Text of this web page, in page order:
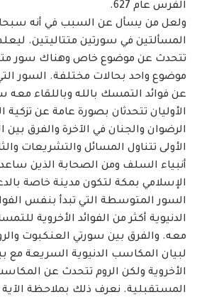
الفرس عام 627. ‏
ولعل من يسأل عن السبب في أنه
المسألتين في سورتين متتاليتين.
تتحدث عن موضوع خاص وهناك سور
موضوع واحد بحالات ‏مختلفة. السور
عن فوائد التمسك بالله وباللقاء معه
‏الأوليان تتحدثان بصورة عامة عن
الرضوان والجنان في الآخرة والفرق بين
الأولى تتناول المسائل والتشريعات
أنبياء السلف ‏ومن الصحابة الذين
الإسلامي بمكة لتكون مدينة خاصة
السور المتوسطة التي تبدأ بنفس
الدنيوية أكثر من الفوائد ‏الأخروية
معه. والفرق بين سورتي العنكبوت
لبيان ‏المكاسب الدنيوية السريعة
الأخروية ولكن الروم تتحدث عن
‏المستقبلية. نعرف ذلك بملاحظة الآية